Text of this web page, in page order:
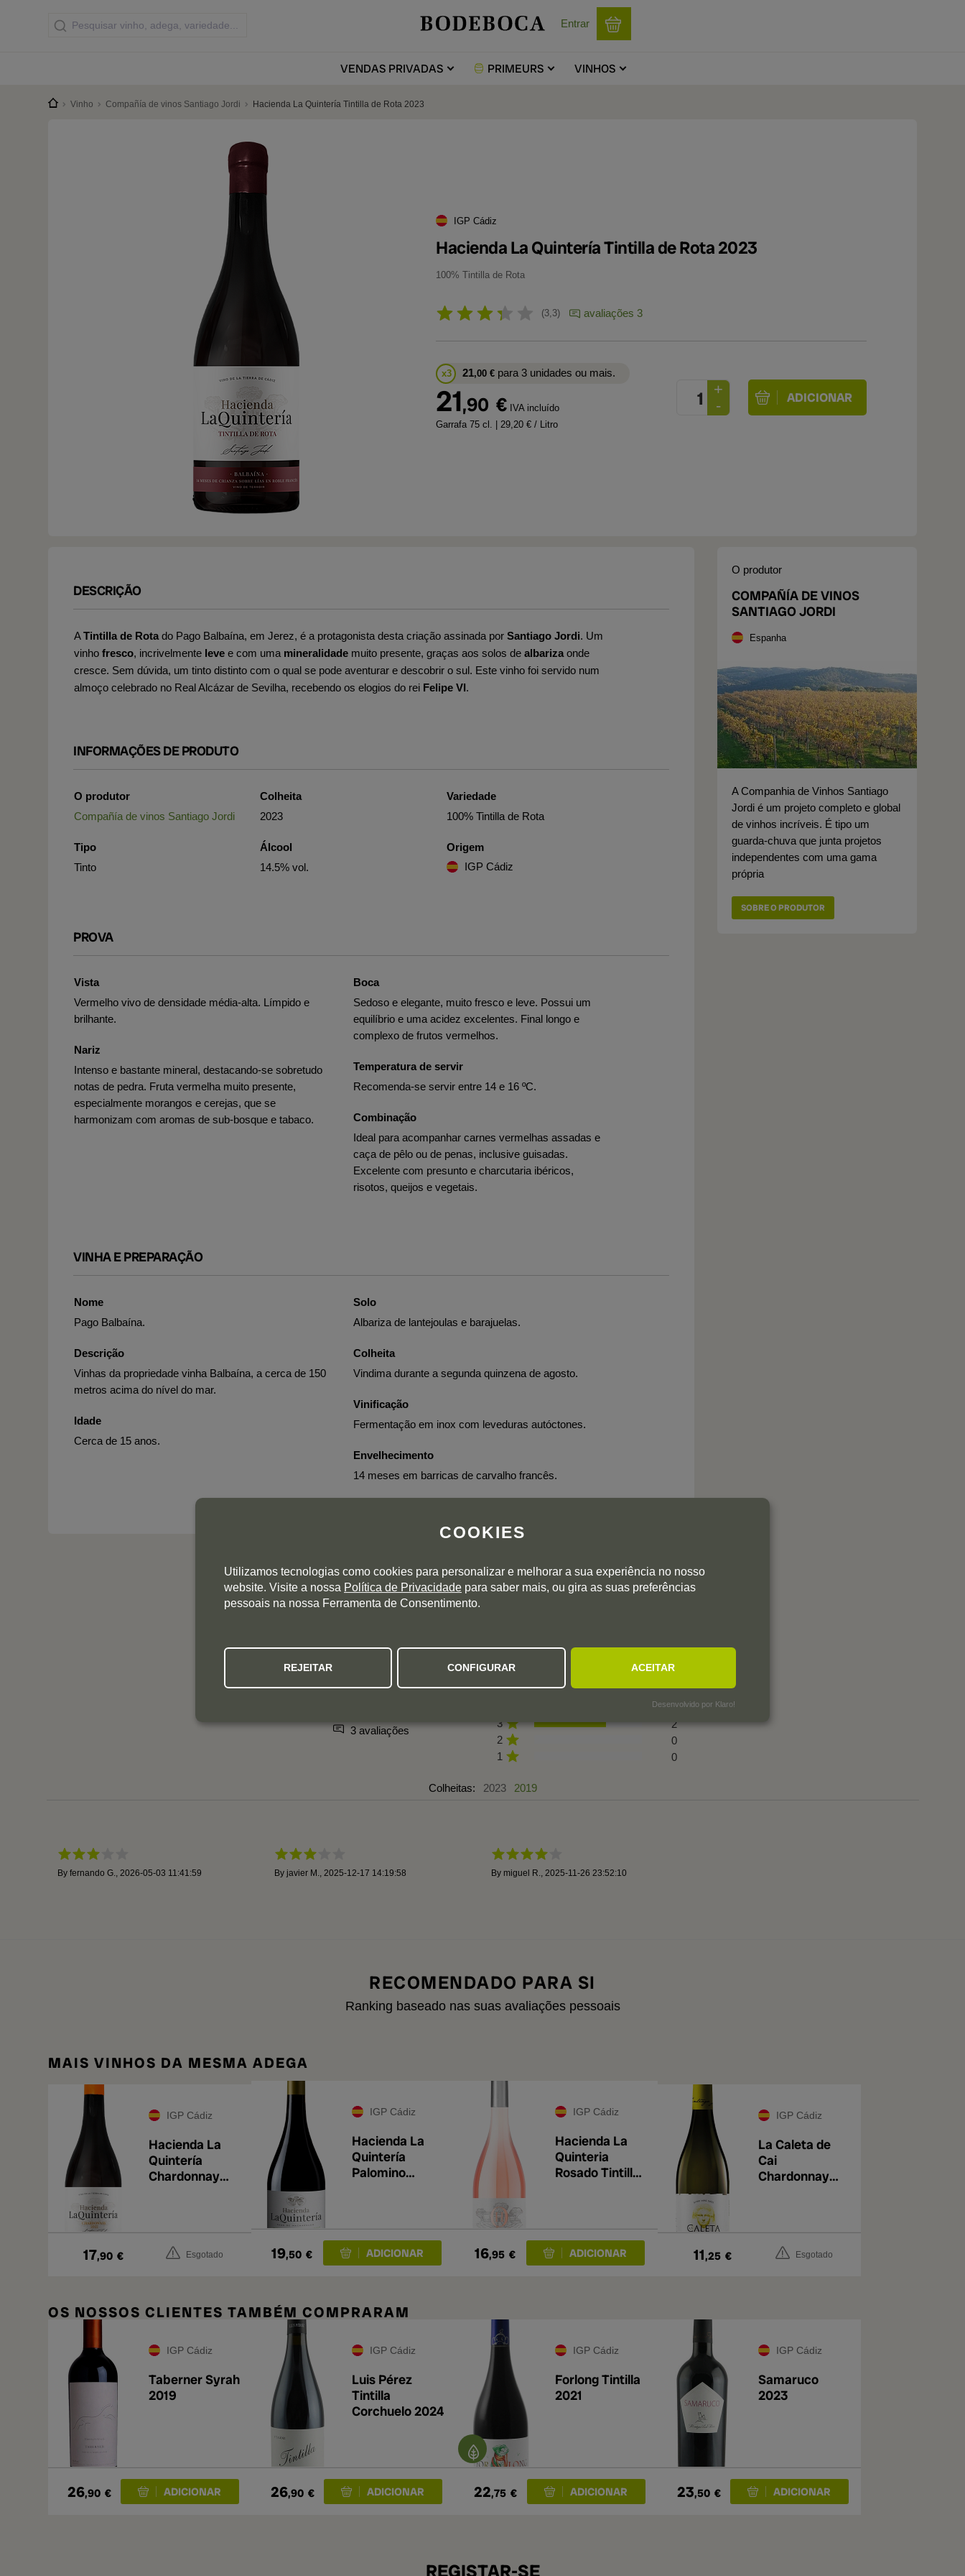
Entrar
VENDASPRIVADAS PRIMEURS VINHOS
Vinho Compañía de vinos Santiago Jordi Hacienda La Quintería Tintilla de Rota 2023
IGP Cádiz
Hacienda La Quintería Tintilla de Rota 2023
100% Tintilla de Rota
3,3 avaliações 3
x3 21,00 € para 3 unidades ou mais.
21,90 € IVA incluído
Garrafa 75 cl. | 29,20 € / Litro
DESCRIÇÃO
ATintilla de Rota do Pago Balbaína, em Jerez, é a protagonista desta criação assinada por Santiago Jordi. Um
vinho fresco, incrivelmente leve e com uma mineralidade muito presente, graças aos solos de albariza onde
cresce. Sem dúvida, um tinto distinto com o qual se pode aventurar e descobrir o sul. Este vinho foi servido num
almoço celebrado no Real Alcázar de Sevilha, recebendo os elogios do rei Felipe VI.
INFORMAÇÕES DE PRODUTO
O produtor
Compañía de vinos Santiago Jordi
Tipo
Tinto
Colheita
2023
Álcool
14.5% vol.
Variedade
100% Tintilla de Rota
Origem
IGP Cádiz
PROVA
Vista
Vermelho vivo de densidade média-alta. Límpido e
brilhante.
Nariz
Intenso e bastante mineral, destacando-se sobretudo
notas de pedra. Fruta vermelha muito presente,
especialmente morangos e cerejas, que se
harmonizam com aromas de sub-bosque e tabaco.
Boca
Sedoso e elegante, muito fresco e leve. Possui um
equilíbrio e uma acidez excelentes. Final longo e
complexo de frutos vermelhos.
Temperatura de servir
Recomenda-se servir entre 14 e 16 ºC.
Combinação
Ideal para acompanhar carnes vermelhas assadas e
caça de pêlo ou de penas, inclusive guisadas.
Excelente com presunto e charcutaria ibéricos,
risotos, queijos e vegetais.
VINHA E PREPARAÇÃO
Nome
Pago Balbaína.
Descrição
Vinhas da propriedade vinha Balbaína, a cerca de 150
metros acima do nível do mar.
Idade
Cerca de 15 anos.
Solo
Albariza de lantejoulas e barajuelas.
Colheita
Vindima durante a segunda quinzena de agosto.
Vinificação
Fermentação em inox com leveduras autóctones.
Envelhecimento
14 meses em barricas de carvalho francês.
O produtor
COMPAÑÍA DE VINOS
SANTIAGO JORDI
Espanha
A Companhia de Vinhos Santiago
Jordi é um projeto completo e global
de vinhos incríveis. É tipo um
guarda-chuva que junta projetos
independentes com uma gama
própria
SOBRE O PRODUTOR
3,3
3 avaliações
5
0
1
3
2
2
0
1
0
Colheitas: 2023 2019
By fernando G., 2026-05-03 11:41:59 By javier M., 2025-12-17 14:19:58 By miguel R., 2025-11-26 23:52:10
RECOMENDADO PARA SI
Ranking baseado nas suas avaliações pessoais
MAIS VINHOS DA MESMA ADEGA
IGP Cádiz
Hacienda La
Quintería
Chardonnay
17,90 € Esgotado
IGP Cádiz
Hacienda La
Quintería
Palomino
19,50 €
IGP Cádiz
Hacienda La
Quinteria
Rosado Tintilla
16,95 €
IGP Cádiz
La Caleta de
Cai
Chardonnay
11,25 € Esgotado
OS NOSSOS CLIENTES TAMBÉM COMPRARAM
IGP Cádiz
Taberner Syrah
2019
26,90 €
IGP Cádiz
Luis Pérez
Tintilla
Corchuelo 2024
26,90 €
IGP Cádiz
Forlong Tintilla
2021
22,75 €
IGP Cádiz
Samaruco
2023
23,50 €
COOKIES
Utilizamos tecnologias como cookies para personalizar e melhorar a sua experiência no nosso
website. Visite a nossa Política de Privacidade para saber mais, ou gira as suas preferências
pessoais na nossa Ferramenta de Consentimento.
REJEITAR CONFIGURAR ACEITAR
Desenvolvido por Klaro!